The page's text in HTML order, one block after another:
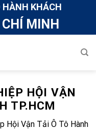
HÀNH KHÁCH
MINH
HỘI VẬN
TP.HCM
Hội Vận Tải Ô Tô Hành